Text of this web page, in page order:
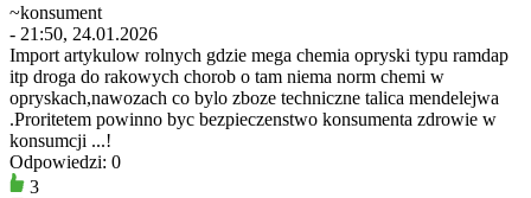
~konsument
- 21:50, 24.01.2026
Import artykulow rolnych gdzie mega chemia opryski typu ramdap
itp droga do rakowych chorob o tam niema norm chemi w
opryskach,nawozach co bylo zboze techniczne talica mendelejwa
.Proritetem powinno byc bezpieczenstwo konsumenta zdrowie w
konsumcji ...!
Odpowiedzi: 0
3